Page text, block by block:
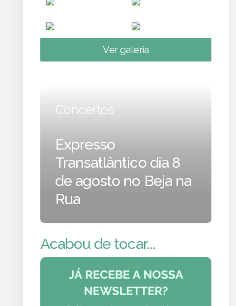
Ver galeria
Concertos
Expresso
Transatlântico dia 8
de agosto no Beja na
Rua
Acabou de tocar...